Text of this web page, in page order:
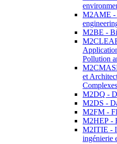
M2AME -
M2BE -
Pollution
et
Complexes
M2DQ -
M2DS -
M2FM -
M2HEP -
M2ITIE -
ingénierie